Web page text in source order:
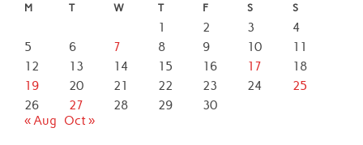
M T W T F S S
1 2 3
4
5
6 7 8 9 10
11
12
13 14 15 16 17
18
19
20 21 22 23 24
25
26
27 28 29
30
« Aug
Oct »